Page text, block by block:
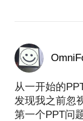
从一开始的
发现我之前忽
第一个PPT问